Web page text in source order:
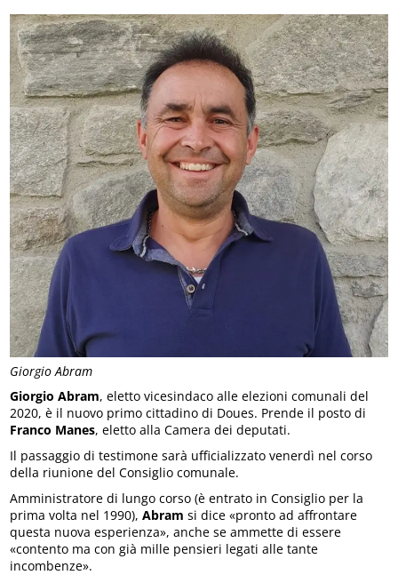
Giorgio Abram
Giorgio Abram, eletto vicesindaco alle elezioni comunali del
2020, è il nuovo primo cittadino di Doues. Prende il posto di
Franco Manes, eletto alla Camera dei deputati.
Il passaggio di testimone sarà ufficializzato venerdì nel corso
della riunione del Consiglio comunale.
Amministratore di lungo corso (è entrato in Consiglio per la
prima volta nel 1990),Abram si dice «pronto ad affrontare
questa nuova esperienza», anche se ammette di essere
«contento ma con già mille pensieri legati alle tante
incombenze».